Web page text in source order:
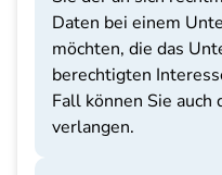
Daten bei einem
möchten, die das
berechtigten
Fall können Sie auch
verlangen.